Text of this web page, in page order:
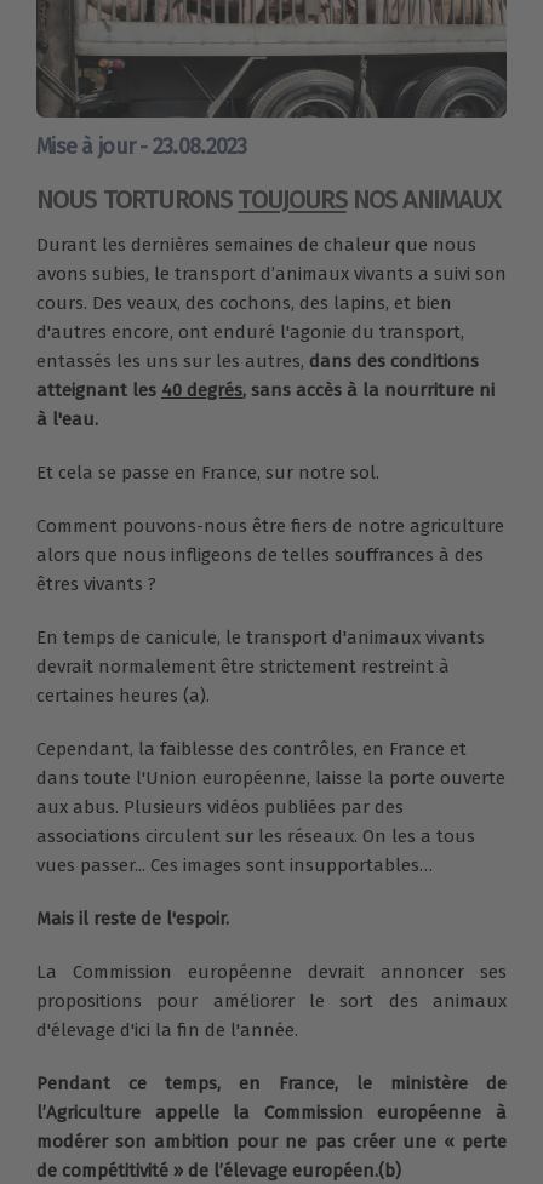
Mise à jour - 23.08.2023
NOUS TORTURONSTOUJOURSNOS ANIMAUX
Durant les dernières semaines de chaleur que nous
avons subies, le transport d’animaux vivants a suivi son
cours. Des veaux, des cochons, des lapins, et bien
d'autres encore, ont enduré l'agonie du transport,
entassés les uns sur les autres, dans des conditions
atteignant les 40 degrés, sans accès à la nourriture ni
à l'eau.
Et cela se passe en France, sur notre sol.
Comment pouvons-nous être fiers de notre agriculture
alors que nous infligeons de telles souffrances à des
êtres vivants ?
En temps de canicule, le transport d'animaux vivants
devrait normalement être strictement restreint à
certaines heures (a).
Cependant, la faiblesse des contrôles, en France et
dans toute l'Union européenne, laisse la porte ouverte
aux abus. Plusieurs vidéos publiées par des
associations circulent sur les réseaux. On les a tous
vues passer... Ces images sont insupportables…
Mais il reste de l'espoir.
La Commission européenne devrait annoncer ses
propositions pour améliorer le sort des animaux
d'élevage d'ici la fin de l'année.
Pendant ce temps, en France, le ministère de
l’Agriculture appelle la Commission européenne à
modérer son ambition pour ne pas créer une « perte
de compétitivité » de l’élevage européen.(b)